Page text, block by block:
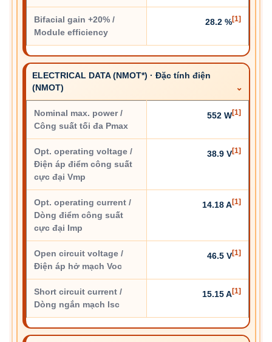
Bifacial gain +20% /
Module efficiency
28.2 %[1]
ELECTRICAL DATA (NMOT*) · Đặc tính điện
(NMOT)
Nominal max. power /
Công suất tối đa Pmax
552 W[1]
Opt. operating voltage /
Điện áp điểm công suất
cực đại Vmp
38.9 V[1]
Opt. operating current /
Dòng điểm công suất
cực đại Imp
14.18 A[1]
Open circuit voltage /
Điện áp hở mạch Voc
46.5 V[1]
Short circuit current /
Dòng ngắn mạch Isc
15.15 A[1]